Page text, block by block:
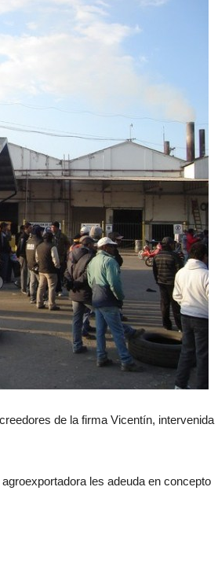
de la firma Vicentín, intervenida
les adeuda en concepto